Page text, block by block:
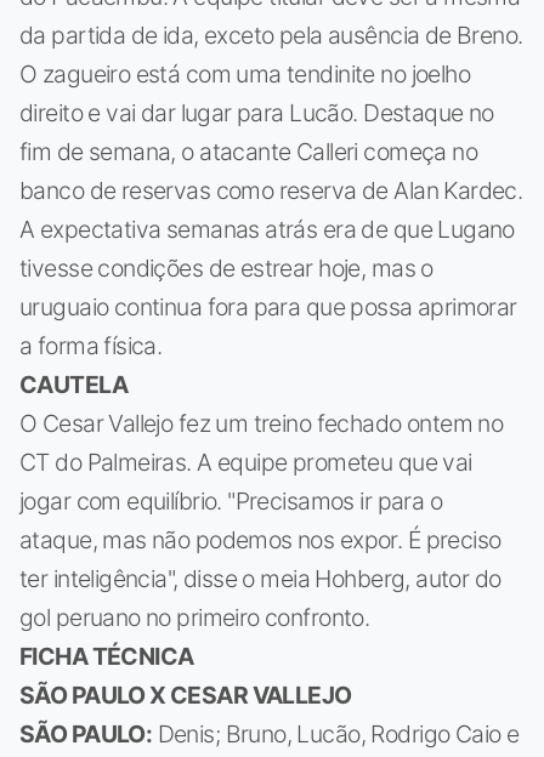
da partida de ida, exceto pela ausência de Breno.
O zagueiro está com uma tendinite no joelho
direito e vai dar lugar para Lucão. Destaque no
fim de semana, o atacante Calleri começa no
banco de reservas como reserva de Alan Kardec.
A expectativa semanas atrás era de que Lugano
tivesse condições de estrear hoje, mas o
uruguaio continua fora para que possa aprimorar
a forma física.
CAUTELA
O Cesar Vallejo fez um treino fechado ontem no
CT do Palmeiras. A equipe prometeu que vai
jogar com equilíbrio. "Precisamos ir para o
ataque, mas não podemos nos expor. É preciso
ter inteligência", disse o meia Hohberg, autor do
gol peruano no primeiro confronto.
FICHA TÉCNICA
SÃO PAULO X CESAR VALLEJO
SÃO PAULO: Denis; Bruno, Lucão, Rodrigo Caio e